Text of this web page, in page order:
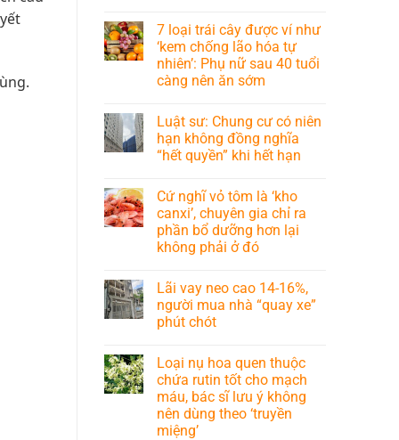
7 loại trái cây được ví như
‘kem chống lão hóa tự
nhiên’: Phụ nữ sau 40 tuổi
càng nên ăn sớm
Luật sư: Chung cư có niên
hạn không đồng nghĩa
“hết quyền” khi hết hạn
Cứ nghĩ vỏ tôm là ‘kho
canxi’, chuyên gia chỉ ra
phần bổ dưỡng hơn lại
không phải ở đó
Lãi vay neo cao 14-16%,
người mua nhà “quay xe”
phút chót
Loại nụ hoa quen thuộc
chứa rutin tốt cho mạch
máu, bác sĩ lưu ý không
nên dùng theo ‘truyền
miệng’